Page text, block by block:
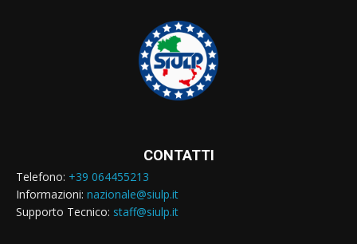
CONTATTI
Telefono: +39 064455213
Informazioni: nazionale@siulp.it
Supporto Tecnico: staff@siulp.it